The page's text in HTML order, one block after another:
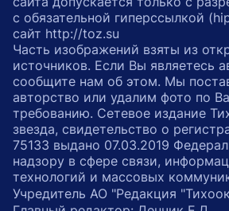
с обязательной гиперссылкой
сайт http://toz.su
Часть изображений взяты из
источников. Если Вы являетесь
сообщите нам об этом. Мы
авторство или удалим фото по
требованию. Сетевое издание
звезда, свидетельство о
75133 выдано 07.03.2019
надзору в сфере связи,
технологий и массовых
Учредитель АО "Редакция